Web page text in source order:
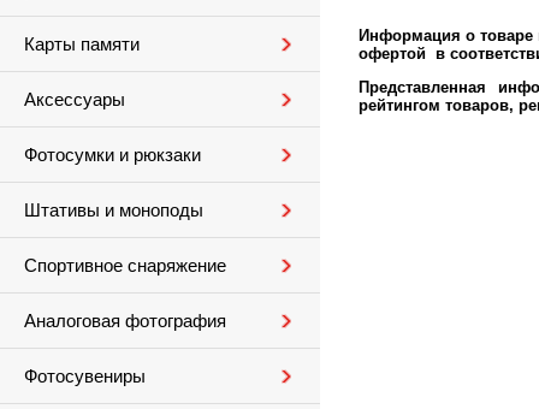
Карты памяти
Аксессуары
Фотосумки и рюкзаки
Штативы и моноподы
Спортивное снаряжение
Аналоговая фотография
Фотосувениры
Информация о товаре
офертой в
Представленная
рейтингом товаров,